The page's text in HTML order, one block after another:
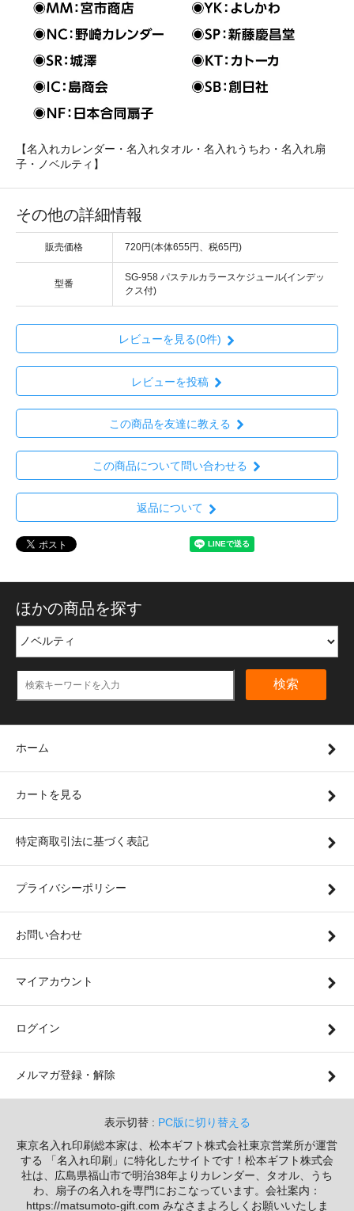
【名入れカレンダー・名入れタオル・名入れうちわ・名入れ扇
子・ノベルティ】
その他の詳細情報
販売価格 720円(本体655円、税65円)
型番
SG-958 パステルカラースケジュール(インデッ
クス付)
レビューを見る(0件)
レビューを投稿
この商品を友達に教える
この商品について問い合わせる
返品について
ほかの商品を探す
検索
ホーム
カートを見る
特定商取引法に基づく表記
プライバシーポリシー
お問い合わせ
マイアカウント
ログイン
メルマガ登録・解除
表示切替 : PC版に切り替える
東京名入れ印刷総本家は、松本ギフト株式会社東京営業所が運営
する 「名入れ印刷」に特化したサイトです！松本ギフト株式会
社は、広島県福山市で明治38年よりカレンダー、タオル、うち
わ、扇子の名入れを専門におこなっています。会社案内：
https://matsumoto-gift.com みなさまよろしくお願いいたしま